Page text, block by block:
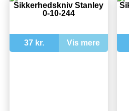
Sikkerhedskniv Stanley
0-10-244
37 kr. Vis mere